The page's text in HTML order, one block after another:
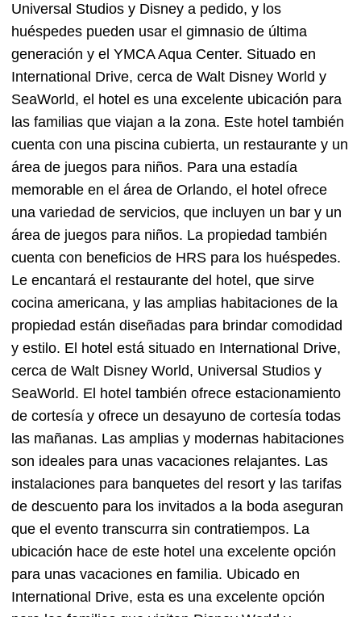
Universal Studios y Disney a pedido, y los
huéspedes pueden usar el gimnasio de última
generación y el YMCA Aqua Center. Situado en
International Drive, cerca de Walt Disney World y
SeaWorld, el hotel es una excelente ubicación para
las familias que viajan a la zona. Este hotel también
cuenta con una piscina cubierta, un restaurante y un
área de juegos para niños. Para una estadía
memorable en el área de Orlando, el hotel ofrece
una variedad de servicios, que incluyen un bar y un
área de juegos para niños. La propiedad también
cuenta con beneficios de HRS para los huéspedes.
Le encantará el restaurante del hotel, que sirve
cocina americana, y las amplias habitaciones de la
propiedad están diseñadas para brindar comodidad
y estilo. El hotel está situado en International Drive,
cerca de Walt Disney World, Universal Studios y
SeaWorld. El hotel también ofrece estacionamiento
de cortesía y ofrece un desayuno de cortesía todas
las mañanas. Las amplias y modernas habitaciones
son ideales para unas vacaciones relajantes. Las
instalaciones para banquetes del resort y las tarifas
de descuento para los invitados a la boda aseguran
que el evento transcurra sin contratiempos. La
ubicación hace de este hotel una excelente opción
para unas vacaciones en familia. Ubicado en
International Drive, esta es una excelente opción